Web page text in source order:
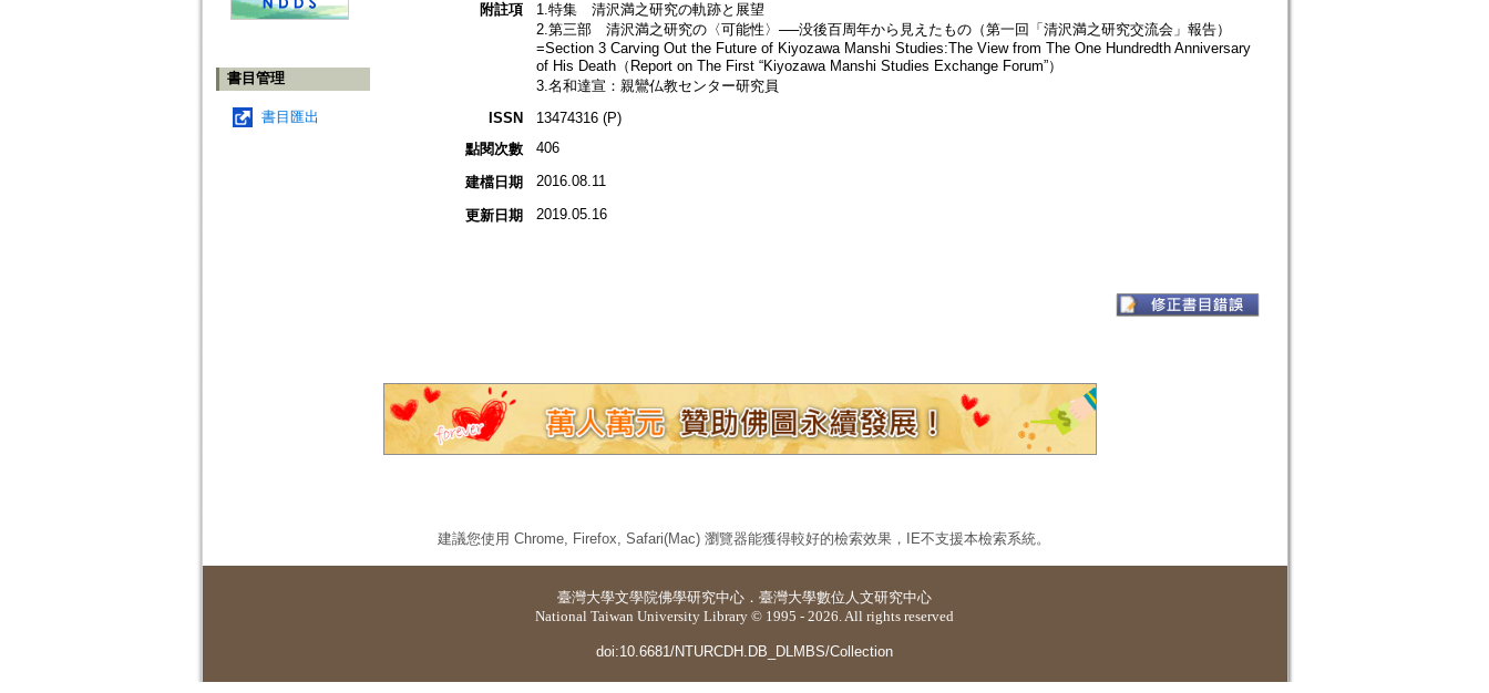
書目管理
書目匯出
附註項
1.特集 清沢満之研究の軌跡と展望
2.第三部 清沢満之研究の〈可能性〉──没後百周年から見えたもの（第一回「清沢満之研究交流会」報告）
=Section 3 Carving Out the Future of Kiyozawa Manshi Studies:The View from The One Hundredth Anniversary
of His Death（Report on The First “Kiyozawa Manshi Studies Exchange Forum”）
3.名和達宣：親鸞仏教センター研究員
ISSN
13474316 (P)
點閱次數
406
建檔日期 2016.08.11
更新日期 2019.05.16
建議您使用 Chrome, Firefox, Safari(Mac) 瀏覽器能獲得較好的檢索效果，IE不支援本檢索系統。
臺灣大學文學院佛學研究中心 ． 臺灣大學數位人文研究中心
National Taiwan University Library © 1995 - 2026. All rights reserved
doi:10.6681/NTURCDH.DB_DLMBS/Collection